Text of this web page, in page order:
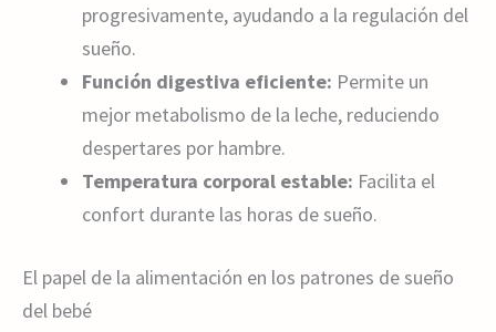
progresivamente, ayudando a la regulación del
sueño.
Función digestiva eficiente: Permite un
mejor metabolismo de la leche, reduciendo
despertares por hambre.
Temperatura corporal estable: Facilita el
confort durante las horas de sueño.
El papel de la alimentación en los patrones de sueño
del bebé